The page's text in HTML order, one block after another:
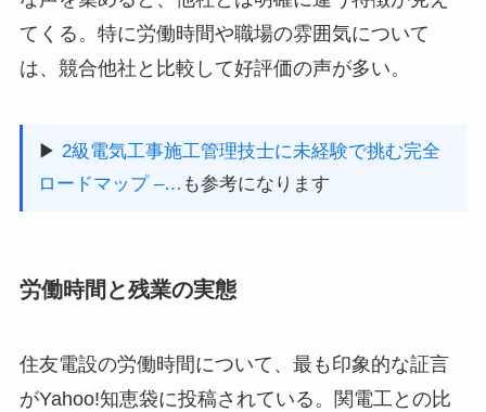
てくる。特に労働時間や職場の雰囲気について
は、競合他社と比較して好評価の声が多い。
▶ 2級電気工事施工管理技士に未経験で挑む完全
ロードマップ –… も参考になります
労働時間と残業の実態
住友電設の労働時間について、最も印象的な証言
がYahoo!知恵袋に投稿されている。関電工との比